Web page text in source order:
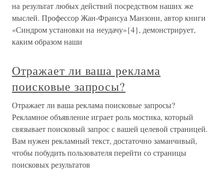
на результат любых действий посредством наших же
мыслей. Профессор Жан-Франсуа Манзони, автор книги
«Синдром установки на неудачу»{4}, демонстрирует,
каким образом наши
Отражает ли ваша реклама
поисковые запросы?
Отражает ли ваша реклама поисковые запросы?
Рекламное объявление играет роль мостика, который
связывает поисковый запрос с вашей целевой страницей.
Вам нужен рекламный текст, достаточно заманчивый,
чтобы побудить пользователя перейти со страницы
поисковых результатов